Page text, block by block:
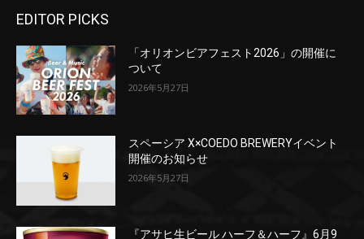
EDITOR PICKS
「オリオンビアフェスト2026」の開催に
ついて
2026年5月27日
スペーシア X×COEDO BREWERYイベント
開催のお知らせ
2026年5月27日
『アサヒ生ビール ハーフ＆ハーフ』6月9